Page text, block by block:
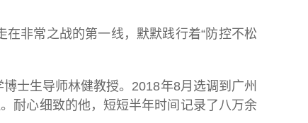
非常之战的第一线，默默践行着“防控不松
士生导师林健教授。2018年8月选调到广州
耐心细致的他，短短半年时间记录了八万余